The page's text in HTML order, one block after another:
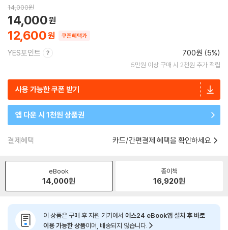
14,000원
12,600
14,000
쿠폰혜택가
YES포인트 700원 (5%)
5만원 이상 구매 시 2천원 추가 적립
사용 가능한 쿠폰 받기
앱 다운 시 1천원 상품권
결제혜택 카드/간편결제 혜택을 확인하세요
eBook
14,000원
종이책
16,920원
이 상품은 구매 후 지원 기기에서 예스24 eBook앱 설치 후 바로
이용 가능한 상품이며, 배송되지 않습니다.